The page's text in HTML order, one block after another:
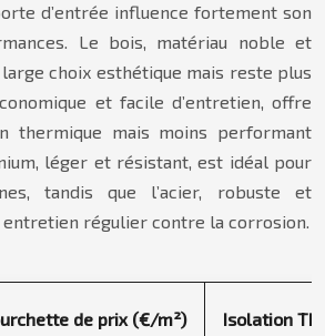
d’entrée influence fortement son
Le bois, matériau noble et
choix esthétique mais reste plus
et facile d’entretien, offre
thermique mais moins performant
léger et résistant, est idéal pour
tandis que l’acier, robuste et
entretien régulier contre la corrosion.
de prix (€/m²) Isolation